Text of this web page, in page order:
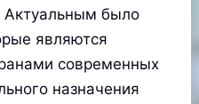
было
являются
современных
назначения